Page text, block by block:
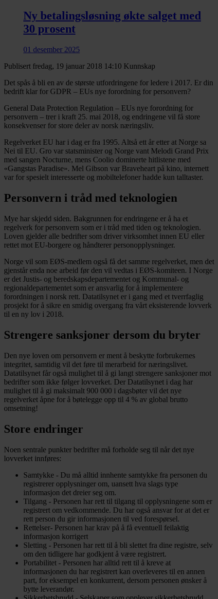
Ny betalingsløsning økte salget med
30 prosent
01 desember 2025
Publisert fredag, 19 januar 2018 14:10 Kunnskap
Det spås å bli en av de største utfordringene for ledere i 2017. Er din
bedrift klar for GDPR – EUs nye forordning for personvern?
General Data Protection Regulation – EUs nye forordning for
personvern – trer i kraft 25. mai 2018, og endringene vil få store
konsekvenser for store deler av norsk næringsliv.
Regelverket EU har i dag er fra 1995. Altså ett år etter at Norge sa
Nei til EU. Gro var statsminister og Norge vant Melodi Grand Prix
med sangen Nocturne, mens Coolio dominerte hitlistene med
«Gangstas Paradise». Mel Gibson var Braveheart på kino, internett
var for spesielt interesserte og mobiltelefoner hadde kun talltaster.
Personvern i tråd med teknologien
Mye har skjedd siden. Bakgrunnen for endringene er å ha et
regelverk for personvern som er i tråd med tiden og teknologien.
Loven gjelder alle bedrifter som driver virksomhet innen EU eller
rettet mot EU-borgere og håndterer personopplysninger.
Norge vil som EØS-medlem også få det samme regelverket, men det
gjenstår enda noe arbeid før den vil vedtas i EØS-komiteen. I Norge
er det Justis- og beredskapsdepartementet og Kommunal- og
regionaldepartementet som er ansvarlig for å implementere
forordningen i norsk rett. Datatilsynet er i gang med et tverrfaglig
prosjekt for å sikre en smidig overgang fra vårt eksisterende lovverk
til en ny lov i 2018.
Strengere sanksjoner dersom du bryter
Den nye loven om personvern er ment å beskytte forbrukernes
integritet, samtidig vil det føre til merarbeid for næringslivet.
Datatilsynet får også mulighet til å gi langt strengere sanksjoner mot
bedrifter som ikke følger lovverket. Der Datatilsynet i dag har
mulighet til å gi maksimalt 900 000 i dagsbøter vil det nye
regelverket åpne for å bøtelegge opp til 4 % av global brutto
omsetning!
Store endringer
Noen sentrale punkter bedrifter må forholde seg til når det nye
lovverket innføres:
Samtykke - Du må alltid innhente samtykke fra personen du
registrerer opplysninger om, uansett hva slags type
informasjon det dreier seg om.
Tilgang - Personen har rett til tilgang til opplysningene som er
registrert om vedkommende. Du har også ansvar for at det er
rett person du gir informasjonen til ved forespørsel.
Rettelser- Personen har krav på å få eventuell feilaktig
informasjon korrigert
Sletting - Personen har rett til å bli slettet fra dine registre, selv
om den tidligere har godkjent å være registrert.
Portabilitet - Personen har alltid rett til å kreve at
informasjonen du har registrert kan overleveres til en annen
part, for eksempel en konkurrent, dersom personen ønsker å
bytte leverandør.